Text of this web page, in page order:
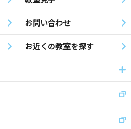
お問い合わせ
お近くの教室を探す